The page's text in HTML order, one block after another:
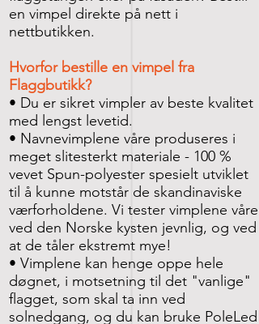
en vimpel direkte på nett i
nettbutikken.
Hvorfor bestille en vimpel fra
Flaggbutikk?
• Du er sikret vimpler av beste kvalitet
med lengst levetid.
• Navnevimplene våre produseres i
meget slitesterkt materiale - 100 %
vevet Spun-polyester spesielt utviklet
til å kunne motstår de skandinaviske
værforholdene. Vi tester vimplene våre
ved den Norske kysten jevnlig, og ved
at de tåler ekstremt mye!
• Vimplene kan henge oppe hele
døgnet, i motsetning til det "vanlige"
flagget, som skal ta inn ved
solnedgang, og du kan bruke PoleLed